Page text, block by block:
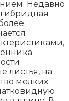
Недавно
листья, на
мелких